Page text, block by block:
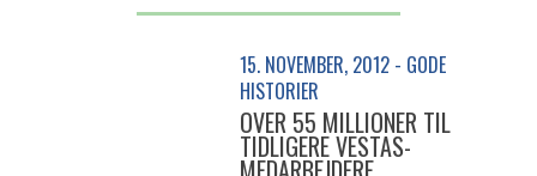
15. NOVEMBER, 2012 - GODE
HISTORIER
OVER 55 MILLIONER TIL
TIDLIGERE VESTAS-